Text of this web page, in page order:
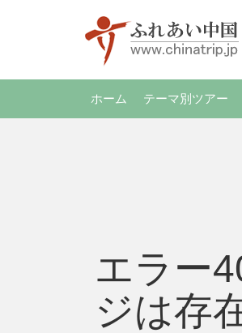
ホーム テーマ別ツアー
エラー
ジは存